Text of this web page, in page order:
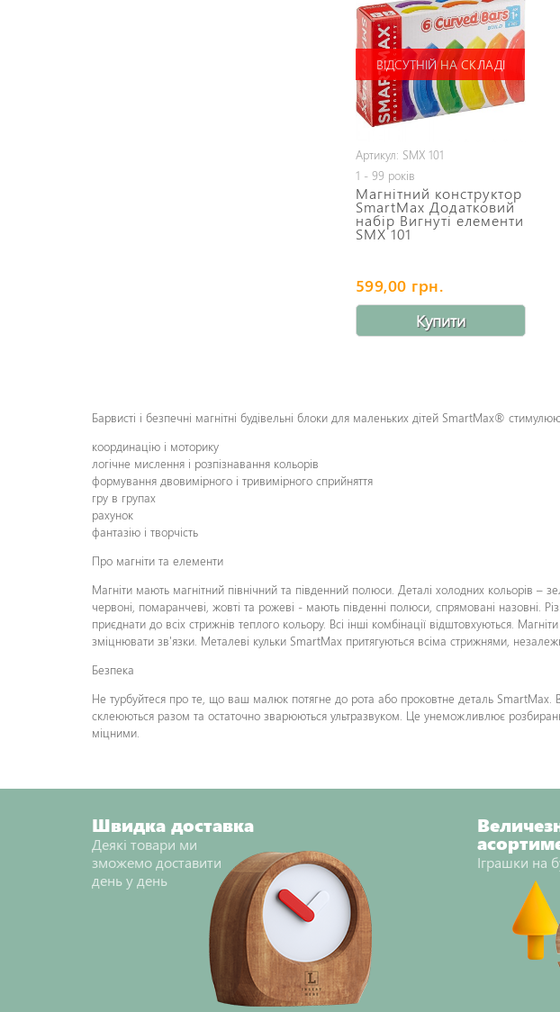
ВІДСУТНІЙ НА СКЛАДІ
Артикул: SMX 101
1 - 99 років
Магнітний конструктор
SmartMax Додатковий
набір Вигнуті елементи
SMX 101
599,00 грн.
Купити
Барвисті і безпечні магнітні будівельні блоки для маленьких дітей SmartMax®
координацію і моторику
логічне мислення і розпізнавання кольорів
формування двовимірного і тривимірного сприйняття
гру в групах
рахунок
фантазію і творчість
Про магніти та елементи
Магніти мають магнітний північний та південний полюси. Деталі холодних кольорів –
червоні, помаранчеві, жовті та рожеві - мають південні полюси, спрямовані назовні.
приєднати до всіх стрижнів теплого кольору. Всі інші комбінації відштовхуються.
зміцнювати зв'язки. Металеві кульки SmartMax притягуються всіма стрижнями,
Безпека
Не турбуйтеся про те, що ваш малюк потягне до рота або проковтне деталь
склеюються разом та остаточно зварюються ультразвуком. Це унеможливлює
міцними.
Швидка доставка
Деякі товари ми
зможемо доставити
день у день
Іграшки на